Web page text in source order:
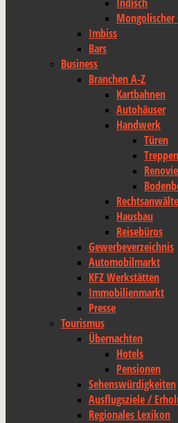
Mongolischer
Imbiss
Bars
Business
Branchen A-Z
Kartbahnen
Autohäuser
Handwerk
Türen
Treppen
Rechtsanwälte
Hausbau
Reisebüros
Gewerbeverzeichnis
Automobilmarkt
KFZ Werkstätten
Immobilienmarkt
Presse
Tourismus
Übernachten
Hotels
Pensionen
Sehenswürdigkeiten
Ausflugsziele /
Regionales Lexikon